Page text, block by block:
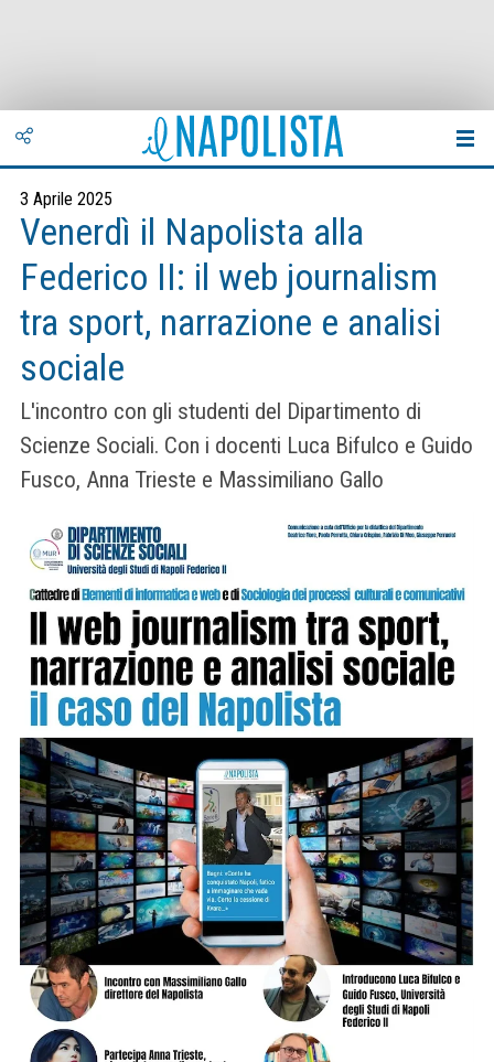
3 Aprile 2025
Venerdì il Napolista alla
Federico II: il web journalism
tra sport, narrazione e analisi
sociale
L'incontro con gli studenti del Dipartimento di
Scienze Sociali. Con i docenti Luca Bifulco e Guido
Fusco, Anna Trieste e Massimiliano Gallo